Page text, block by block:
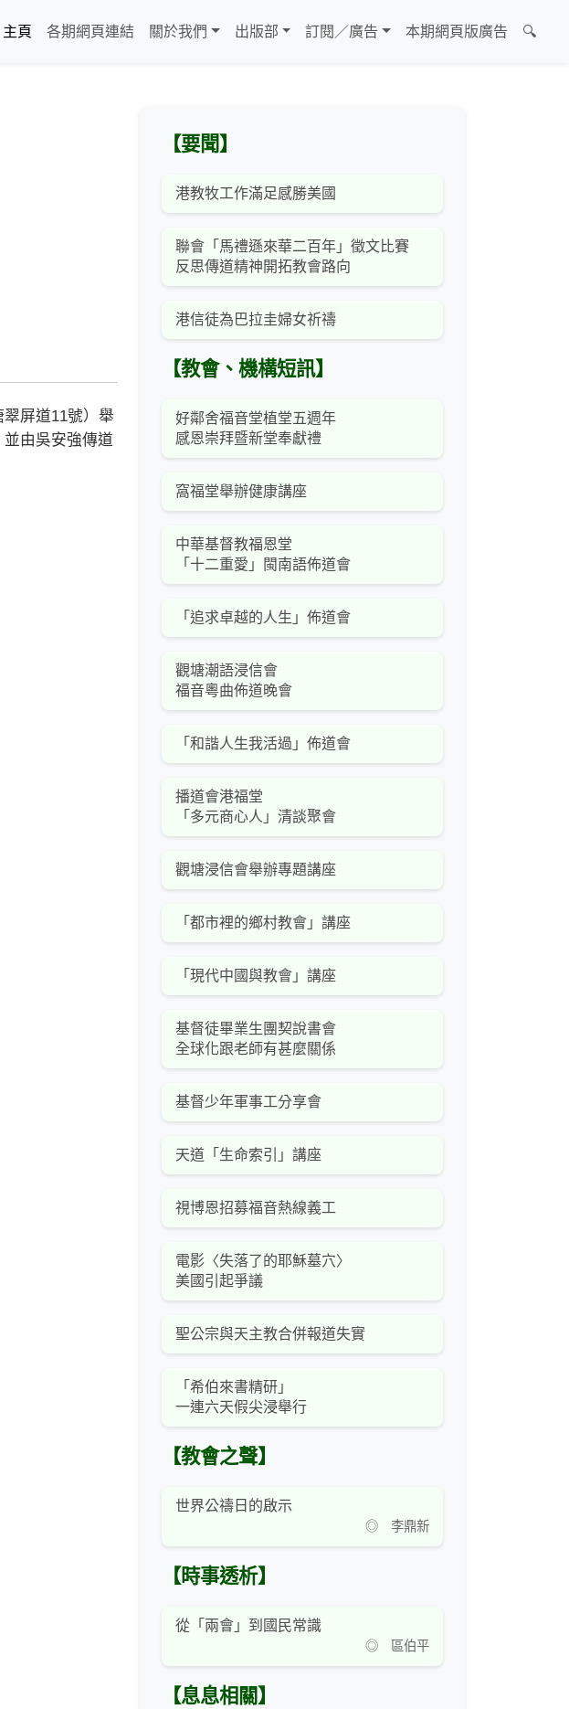
主頁
各期網頁連結 關於我們 出版部 訂閱／廣告 本期網頁版廣告 🔍
屏道11號）舉
由吳安強傳道
【要聞】
港教牧工作滿足感勝美國
聯會「馬禮遜來華二百年」徵文比賽
反思傳道精神開拓教會路向
港信徒為巴拉圭婦女祈禱
【教會、機構短訊】
好鄰舍福音堂植堂五週年
感恩崇拜暨新堂奉獻禮
窩福堂舉辦健康講座
中華基督教福恩堂
「十二重愛」閩南語佈道會
「追求卓越的人生」佈道會
觀塘潮語浸信會
福音粵曲佈道晚會
「和諧人生我活過」佈道會
播道會港福堂
「多元商心人」清談聚會
觀塘浸信會舉辦專題講座
「都市裡的鄉村教會」講座
「現代中國與教會」講座
基督徒畢業生團契說書會
全球化跟老師有甚麼關係
基督少年軍事工分享會
天道「生命索引」講座
視博恩招募福音熱線義工
電影〈失落了的耶穌墓穴〉
美國引起爭議
聖公宗與天主教合併報道失實
「希伯來書精研」
一連六天假尖浸舉行
【教會之聲】
世界公禱日的啟示
◎ 李鼎新
【時事透析】
從「兩會」到國民常識
◎ 區伯平
【息息相關】